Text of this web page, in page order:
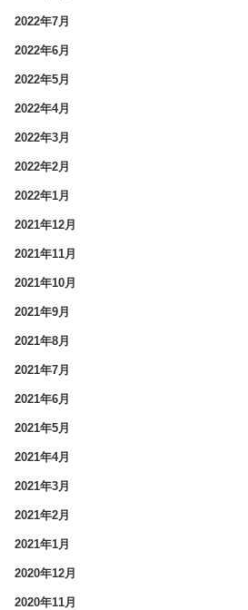
2022年7月
2022年6月
2022年5月
2022年4月
2022年3月
2022年2月
2022年1月
2021年12月
2021年11月
2021年10月
2021年9月
2021年8月
2021年7月
2021年6月
2021年5月
2021年4月
2021年3月
2021年2月
2021年1月
2020年12月
2020年11月